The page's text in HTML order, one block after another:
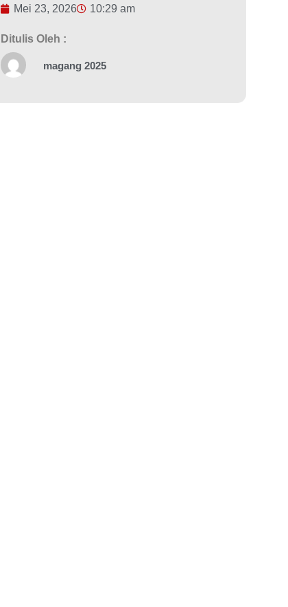
Mei 23, 2026 10:29 am
Ditulis Oleh :
magang 2025